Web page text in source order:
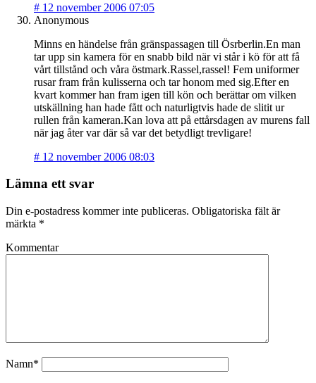
# 12 november 2006 07:05
Anonymous
Minns en händelse från gränspassagen till Ösrberlin.En man
tar upp sin kamera för en snabb bild när vi står i kö för att få
vårt tillstånd och våra östmark.Rassel,rassel! Fem uniformer
rusar fram från kulisserna och tar honom med sig.Efter en
kvart kommer han fram igen till kön och berättar om vilken
utskällning han hade fått och naturligtvis hade de slitit ur
rullen från kameran.Kan lova att på ettårsdagen av murens fall
när jag åter var där så var det betydligt trevligare!
# 12 november 2006 08:03
Lämna ett svar
Din e-postadress kommer inte publiceras. Obligatoriska fält är
märkta *
Kommentar
Namn*